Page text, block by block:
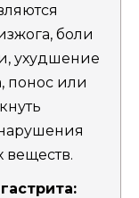
боли
ухудшение
понос или
веществ.